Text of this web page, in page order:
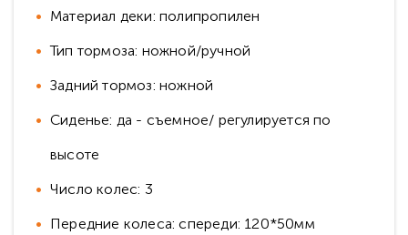
Материал деки: полипропилен
Тип тормоза: ножной/ручной
Задний тормоз: ножной
Сиденье: да - съемное/ регулируется по
высоте
Число колес: 3
Передние колеса: спереди: 120*50мм